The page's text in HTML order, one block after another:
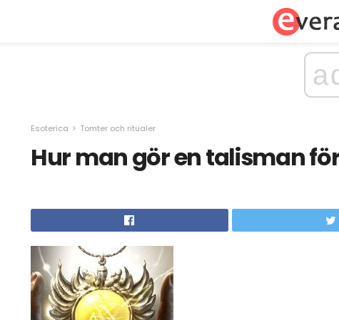
Esoterica Tomter och ritualer
Hur man gör en talisman